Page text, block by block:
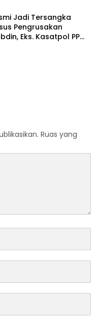
Jadi Tersangka
Pengrusakan
Eks. Kasatpol PP
Ruas yang